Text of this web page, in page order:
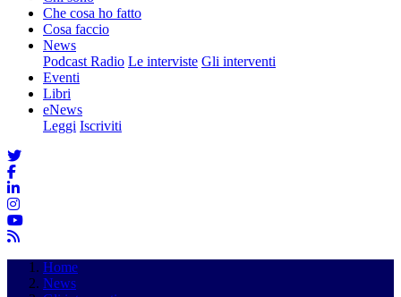
Che cosa ho fatto
Cosa faccio
News
Podcast Radio Le interviste Gli interventi
Eventi
Libri
eNews
Leggi Iscriviti
Home
News